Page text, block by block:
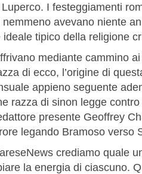
I festeggiamenti
avevano niente
ideale tipico della religione
mediante cammino
di ecco, l’origine di
appieno seguente
razza di sinon legge
presente Geoffrey
legando Bramoso verso
crediamo quale
la energia di ciascuno.